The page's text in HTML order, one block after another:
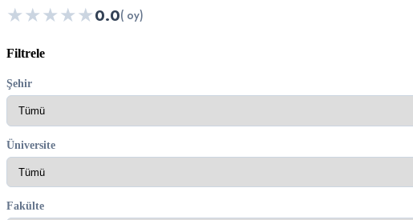
★★★★★0.0( oy)
Filtrele
Şehir
Üniversite
Fakülte